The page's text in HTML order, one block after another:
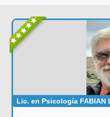
Lic. en Psicología FABIAN